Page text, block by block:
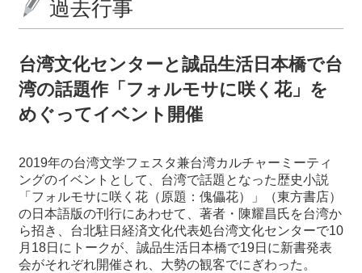
台
文
化
セ
タ
に
つ
い
て
最
新
過去行事
台湾文化センターと誠品生活日本橋で台
湾の話題作「フォルモサに咲く花」を
めぐってイベント開催
2019年の台湾文学フェスタ兼台湾カルチャーミーティ
ングのイベントとして、台湾で話題となった歴史小説
「フォルモサに咲く花（原題：傀儡花）」（東方書店）
の日本語版の刊行にあわせて、著者・陳耀昌氏を台湾か
ら招き、台北駐日経済文化代表処台湾文化センターで10
月18日にトークが、誠品生活日本橋で19日に新書発表
会がそれぞれ開催され、大勢の観客でにぎわった。